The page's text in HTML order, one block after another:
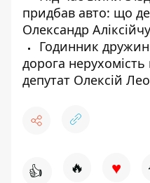
придбав авто: що
Олександр
Годинник
дорога
депутат Олексій
👍 🔥 ♥